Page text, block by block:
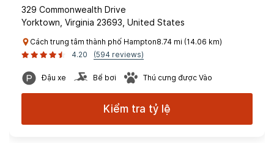
329 Commonwealth Drive
Yorktown, Virginia 23693, United States
Cách trung tâm thành phố Hampton8.74 mi (14.06 km)
4.20
(594 reviews)
Đậu xe Bể bơi Thú cưng được Vào
Kiểm tra tỷ lệ